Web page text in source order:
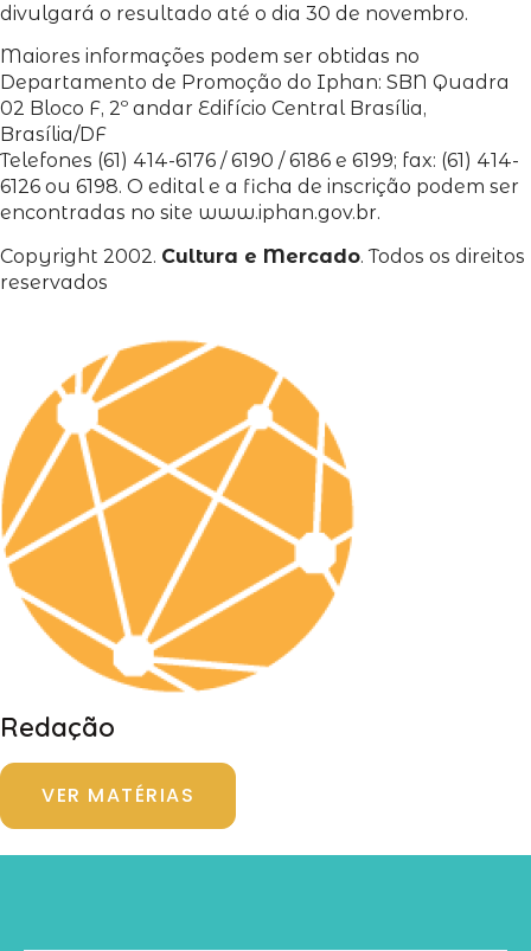
divulgará o resultado até o dia 30 de novembro.
Maiores informações podem ser obtidas no
Departamento de Promoção do Iphan: SBN Quadra
02 Bloco F, 2º andar Edifício Central Brasília,
Brasília/DF
Telefones (61) 414-6176 / 6190 / 6186 e 6199; fax: (61) 414-
6126 ou 6198. O edital e a ficha de inscrição podem ser
encontradas no site www.iphan.gov.br.
Copyright 2002. Cultura e Mercado. Todos os direitos
reservados
Redação
VER MATÉRIAS